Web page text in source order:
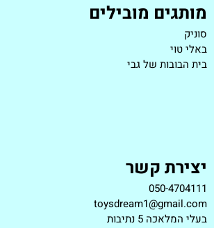
מותגים מובילים
סוניק
באלי טוי
בית הבובות של גבי
יצירת קשר
050-4704111
toysdream1@gmail.com
בעלי המלאכה 5 נתיבות